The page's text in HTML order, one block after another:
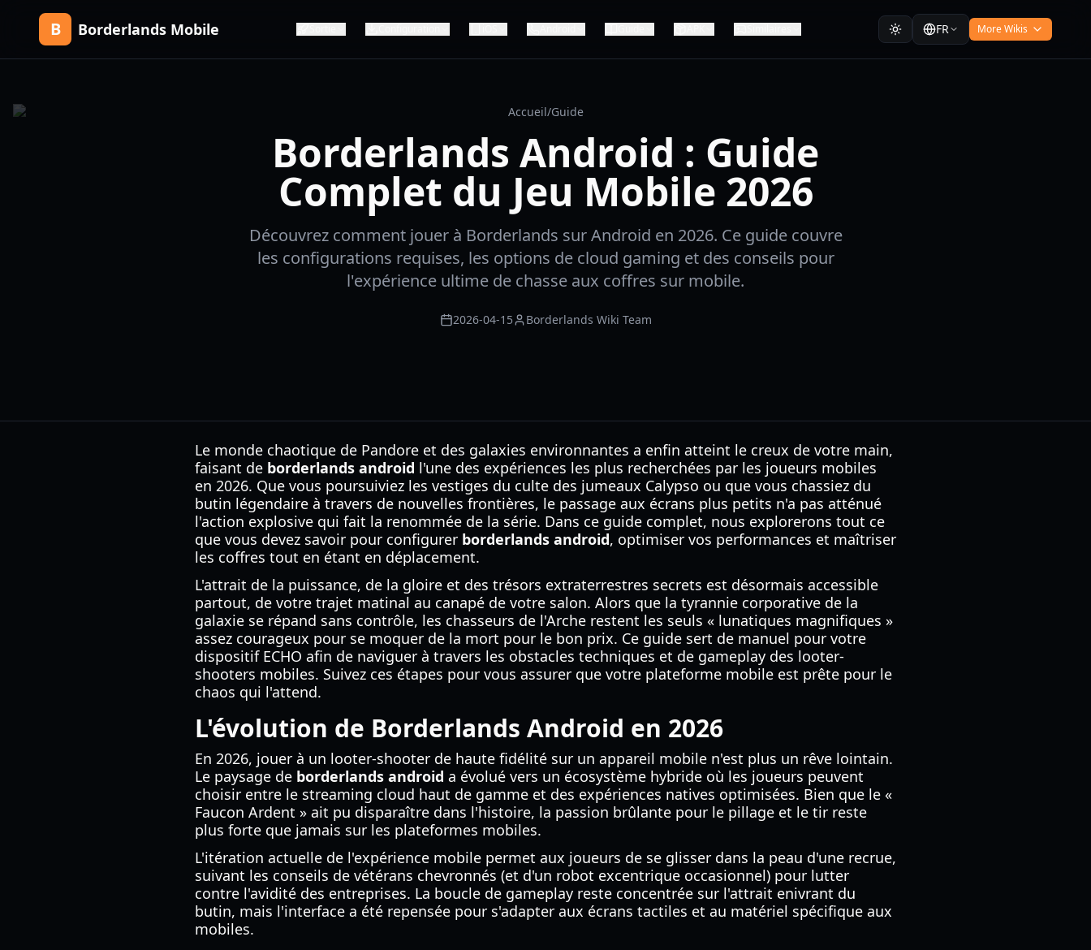
B Borderlands Mobile FR More Wikis
Accueil/Guide
Borderlands Android : Guide
Complet du Jeu Mobile 2026
Découvrez comment jouer à Borderlands sur Android en 2026. Ce guide couvre
les configurations requises, les options de cloud gaming et des conseils pour
l'expérience ultime de chasse aux coffres sur mobile.
2026-04-15 Borderlands Wiki Team
Le monde chaotique de Pandore et des galaxies environnantes a enfin atteint le creux de votre main,
faisant de borderlands android l'une des expériences les plus recherchées par les joueurs mobiles
en 2026. Que vous poursuiviez les vestiges du culte des jumeaux Calypso ou que vous chassiez du
butin légendaire à travers de nouvelles frontières, le passage aux écrans plus petits n'a pas atténué
l'action explosive qui fait la renommée de la série. Dans ce guide complet, nous explorerons tout ce
que vous devez savoir pour configurer borderlands android, optimiser vos performances et maîtriser
les coffres tout en étant en déplacement.
L'attrait de la puissance, de la gloire et des trésors extraterrestres secrets est désormais accessible
partout, de votre trajet matinal au canapé de votre salon. Alors que la tyrannie corporative de la
galaxie se répand sans contrôle, les chasseurs de l'Arche restent les seuls « lunatiques magnifiques »
assez courageux pour se moquer de la mort pour le bon prix. Ce guide sert de manuel pour votre
dispositif ECHO afin de naviguer à travers les obstacles techniques et de gameplay des looter-
shooters mobiles. Suivez ces étapes pour vous assurer que votre plateforme mobile est prête pour le
chaos qui l'attend.
L'évolution de Borderlands Android en 2026
En 2026, jouer à un looter-shooter de haute fidélité sur un appareil mobile n'est plus un rêve lointain.
Le paysage de borderlands android a évolué vers un écosystème hybride où les joueurs peuvent
choisir entre le streaming cloud haut de gamme et des expériences natives optimisées. Bien que le «
Faucon Ardent » ait pu disparaître dans l'histoire, la passion brûlante pour le pillage et le tir reste
plus forte que jamais sur les plateformes mobiles.
L'itération actuelle de l'expérience mobile permet aux joueurs de se glisser dans la peau d'une recrue,
suivant les conseils de vétérans chevronnés (et d'un robot excentrique occasionnel) pour lutter
contre l'avidité des entreprises. La boucle de gameplay reste concentrée sur l'attrait enivrant du
butin, mais l'interface a été repensée pour s'adapter aux écrans tactiles et au matériel spécifique aux
mobiles.